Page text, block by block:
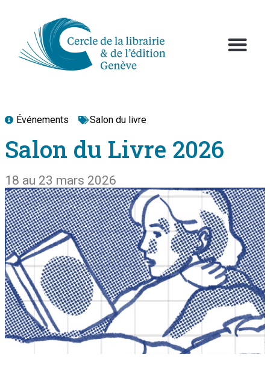
Événements Salon du livre
Salon du Livre 2026
18 au 23 mars 2026